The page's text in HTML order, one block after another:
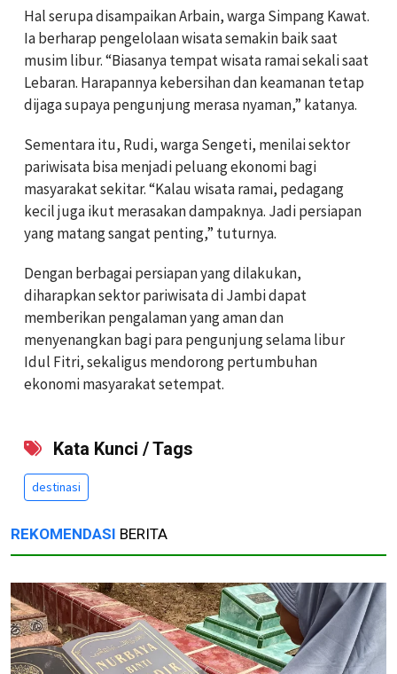
Hal serupa disampaikan Arbain, warga Simpang Kawat.
Ia berharap pengelolaan wisata semakin baik saat
musim libur. “Biasanya tempat wisata ramai sekali saat
Lebaran. Harapannya kebersihan dan keamanan tetap
dijaga supaya pengunjung merasa nyaman,” katanya.
Sementara itu, Rudi, warga Sengeti, menilai sektor
pariwisata bisa menjadi peluang ekonomi bagi
masyarakat sekitar. “Kalau wisata ramai, pedagang
kecil juga ikut merasakan dampaknya. Jadi persiapan
yang matang sangat penting,” tuturnya.
Dengan berbagai persiapan yang dilakukan,
diharapkan sektor pariwisata di Jambi dapat
memberikan pengalaman yang aman dan
menyenangkan bagi para pengunjung selama libur
Idul Fitri, sekaligus mendorong pertumbuhan
ekonomi masyarakat setempat.
Kata Kunci / Tags
destinasi
REKOMENDASI BERITA